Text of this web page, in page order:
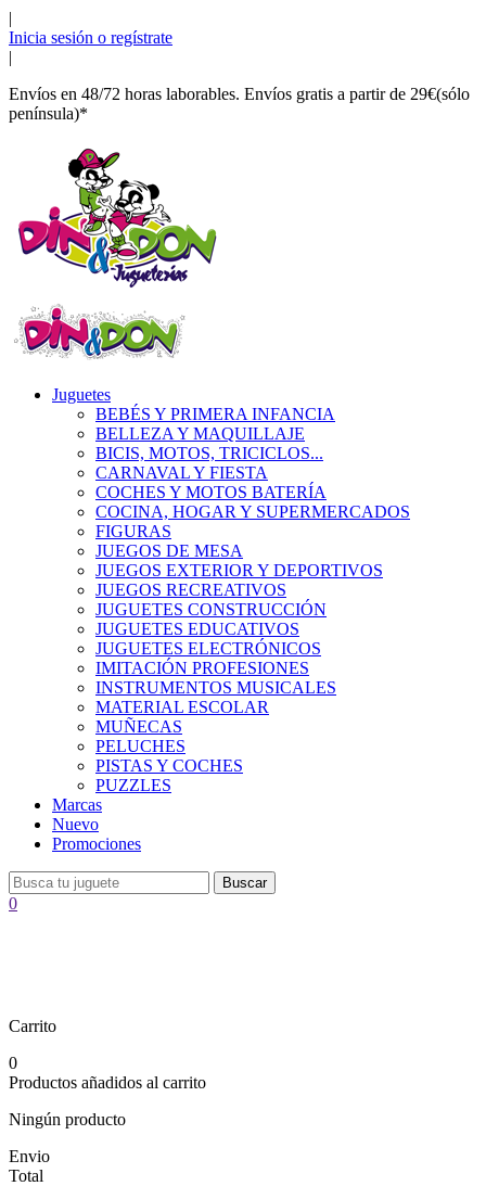
|
Inicia sesión o regístrate
|
Envíos en 48/72 horas laborables. Envíos gratis a partir de 29€(sólo
península)*
Juguetes
BEBÉS Y PRIMERA INFANCIA
BELLEZA Y MAQUILLAJE
BICIS, MOTOS, TRICICLOS...
CARNAVAL Y FIESTA
COCHES Y MOTOS BATERÍA
COCINA, HOGAR Y SUPERMERCADOS
FIGURAS
JUEGOS DE MESA
JUEGOS EXTERIOR Y DEPORTIVOS
JUEGOS RECREATIVOS
JUGUETES CONSTRUCCIÓN
JUGUETES EDUCATIVOS
JUGUETES ELECTRÓNICOS
IMITACIÓN PROFESIONES
INSTRUMENTOS MUSICALES
MATERIAL ESCOLAR
MUÑECAS
PELUCHES
PISTAS Y COCHES
PUZZLES
Marcas
Nuevo
Promociones
Buscar
0
Carrito
0
Productos añadidos al carrito
Ningún producto
Envio
Total